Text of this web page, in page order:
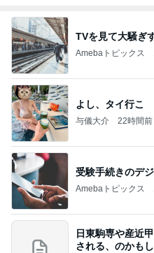
TVを見て大騒ぎ
Amebaトピックス
よし、タイ行こ
与儀大介 22時間前
受験手続きのデ
Amebaトピックス
日東駒専や産近
される、のかもし